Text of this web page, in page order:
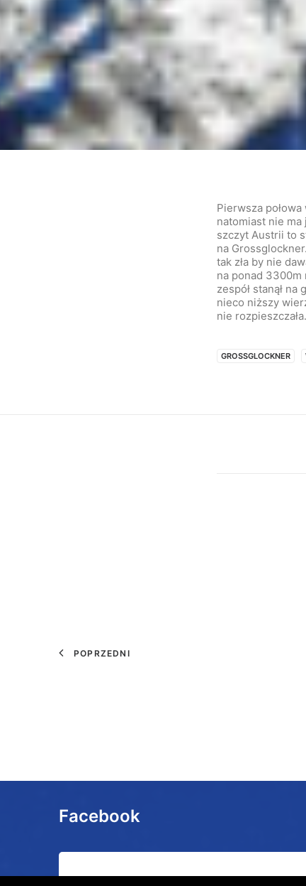
Pierwsza
natomiast nie
szczyt Austrii to
na
tak zła by nie
na ponad 3300m
zespół stanął
nieco niższy
nie
GROSSGLOCKNER
POPRZEDNI
Facebook